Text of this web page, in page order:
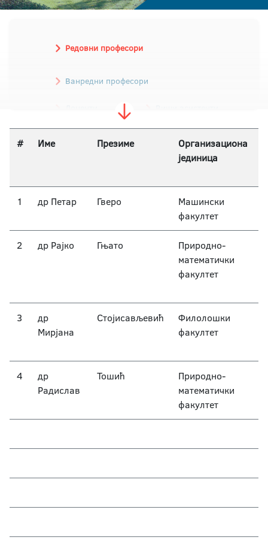
Редовни професори
Ванредни професори
# Име Презиме
Организациона
јединица
1 др Петар Гверо
Машински
факултет
2 др Рајко Гњато
Природно-
математички
факултет
3
др
Мирјана
Стојисављевић
Филолошки
факултет
4
др
Радислав
Тошић
Природно-
математички
факултет